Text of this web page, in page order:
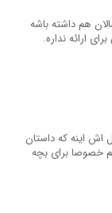
هم داشته باشه
ارائه نداره.
اش اینه که داستان
خصوصا برای بچه